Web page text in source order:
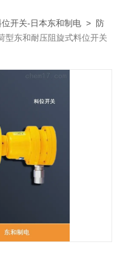
位开关-日本东和制电 > 防
型东和耐压阻旋式料位开关